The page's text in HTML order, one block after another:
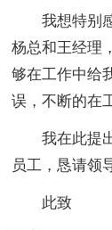
我想特别感
杨总和王经理
够在工作中给
误，不断的在
我在此提出
员工，恳请领
此致